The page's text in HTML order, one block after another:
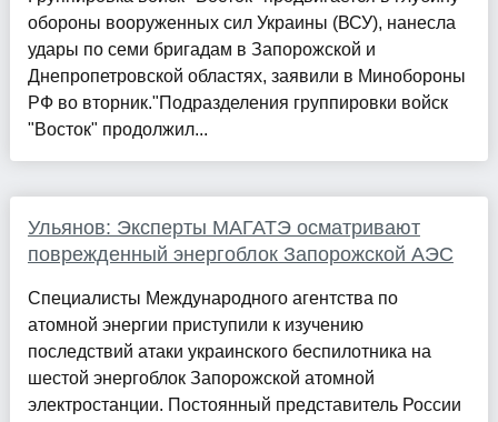
обороны вооруженных сил Украины (ВСУ), нанесла
удары по семи бригадам в Запорожской и
Днепропетровской областях, заявили в Минобороны
РФ во вторник."Подразделения группировки войск
"Восток" продолжил...
Ульянов: Эксперты МАГАТЭ осматривают
поврежденный энергоблок Запорожской АЭС
Специалисты Международного агентства по
атомной энергии приступили к изучению
последствий атаки украинского беспилотника на
шестой энергоблок Запорожской атомной
электростанции. Постоянный представитель России